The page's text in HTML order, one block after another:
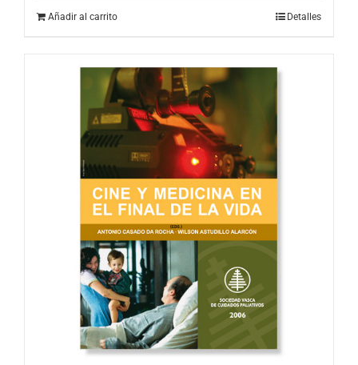
Añadir al carrito Detalles